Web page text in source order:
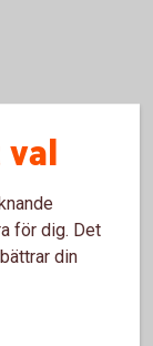
så vet
så har kunden
till vinst eller
för dig. Det
din